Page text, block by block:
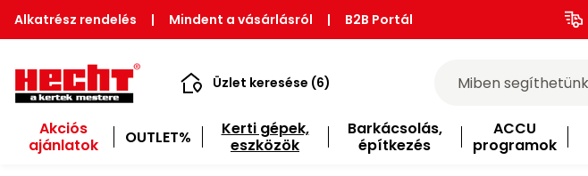
Alkatrész rendelés | Mindent a vásárlásról | B2B Portál
Üzlet keresése (6)
Akciós
ajánlatok
OUTLET%
Kerti gépek,
eszközök
Barkácsolás,
építkezés
ACCU
programok